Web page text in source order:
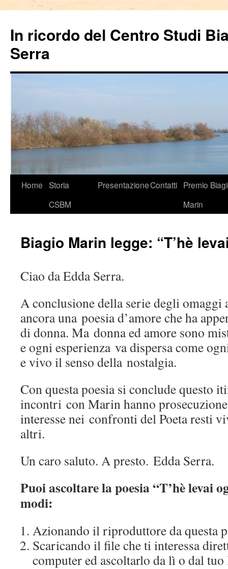
In ricordo del Centro Studi
Serra
VaiHome Storia
CSBM
PresentazioneContatti Premio
Marin
Biagio Marin legge: “T’hè
Ciao da Edda Serra.
A conclusione della serie degli omaggi
ancora una poesia d’amore che ha
di donna. Ma donna ed amore sono
e ogni esperienza va dispersa come
e vivo il senso della nostalgia.
Con questa poesia si conclude questo
incontri con Marin hanno
interesse nei confronti del Poeta resti
altri.
Un caro saluto. A presto. Edda Serra.
Puoi ascoltare la poesia “T’hè levai
modi:
Azionando il riproduttore da questa
Scaricando il file che ti interessa
computer ed ascoltarlo da lì o dal